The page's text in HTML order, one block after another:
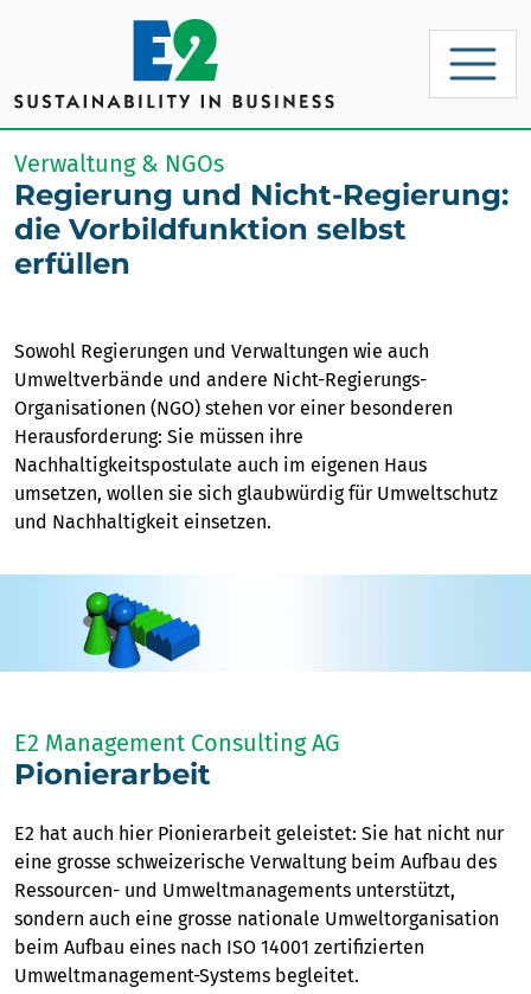
Verwaltung & NGOs
Regierung und Nicht-Regierung:
die Vorbildfunktion selbst
erfüllen
Sowohl Regierungen und Verwaltungen wie auch
Umweltverbände und andere Nicht-Regierungs-
Organisationen (NGO) stehen vor einer besonderen
Herausforderung: Sie müssen ihre
Nachhaltigkeitspostulate auch im eigenen Haus
umsetzen, wollen sie sich glaubwürdig für Umweltschutz
und Nachhaltigkeit einsetzen.
E2 Management Consulting AG
Pionierarbeit
E2 hat auch hier Pionierarbeit geleistet: Sie hat nicht nur
eine grosse schweizerische Verwaltung beim Aufbau des
Ressourcen- und Umweltmanagements unterstützt,
sondern auch eine grosse nationale Umweltorganisation
beim Aufbau eines nach ISO 14001 zertifizierten
Umweltmanagement-Systems begleitet.